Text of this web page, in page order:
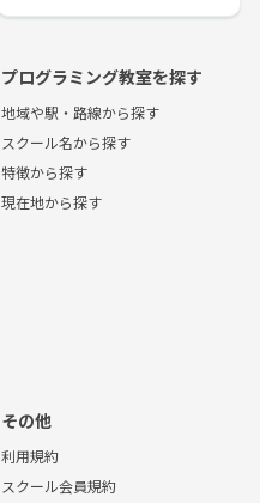
プログラミング教室を探す
地域や駅・路線から探す
スクール名から探す
特徴から探す
現在地から探す
その他
利用規約
スクール会員規約